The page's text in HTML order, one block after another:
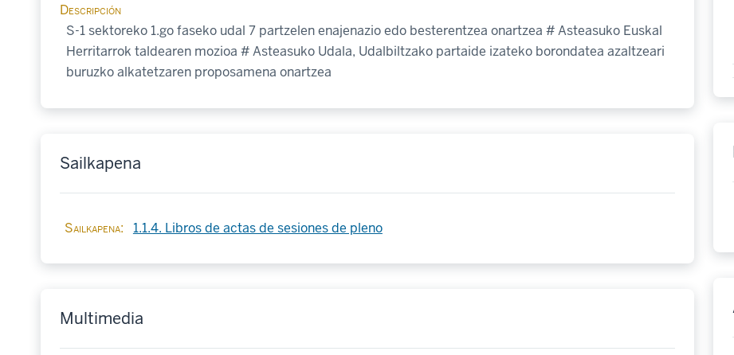
Descripción
S-1 sektoreko 1.go faseko udal 7 partzelen enajenazio edo besterentzea onartzea # Asteasuko Euskal
Herritarrok taldearen mozioa # Asteasuko Udala, Udalbiltzako partaide izateko borondatea azaltzeari
buruzko alkatetzaren proposamena onartzea
Sailkapena
Sailkapena 1.1.4. Libros de actas de sesiones de pleno
Multimedia